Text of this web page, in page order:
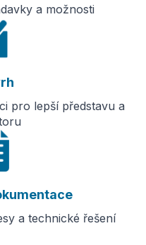
a možnosti
pro lepší představu a
a technické řešení